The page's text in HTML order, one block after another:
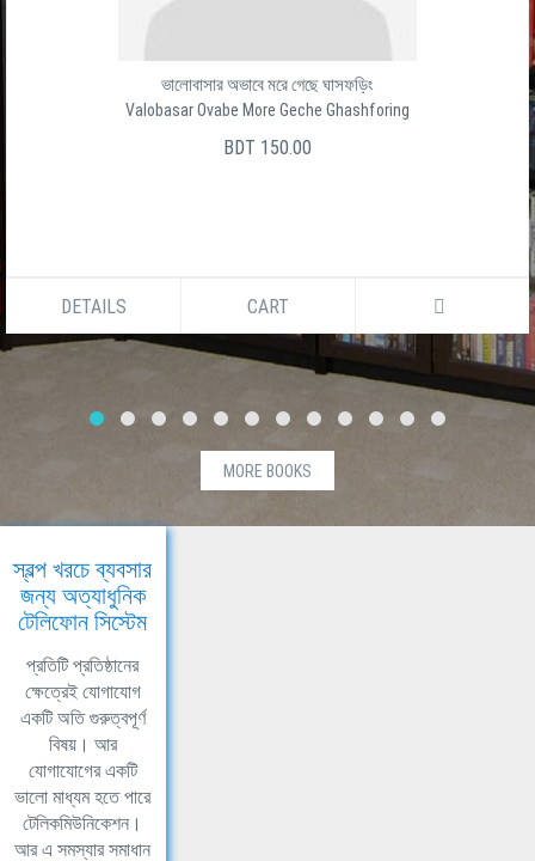
ভালোবাসার অভাবে মরে গেছে ঘাসফড়িং
Valobasar Ovabe More Geche Ghashforing
BDT 150.00
DETAILS CART
MORE BOOKS
স্বল্প খরচে ব্যবসার
জন্য অত্যাধুনিক
টেলিফোন সিস্টেম
প্রতিটি প্রতিষ্ঠানের
ক্ষেত্রেই যোগাযোগ
একটি অতি গুরুত্বপূর্ণ
বিষয়। আর
যোগাযোগের একটি
ভালো মাধ্যম হতে পারে
টেলিকমিউনিকেশন।
আর এ সমস্যার সমাধান